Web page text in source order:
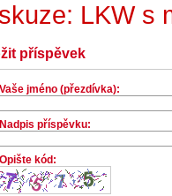
LKW s
příspěvek
jméno (přezdívka):
příspěvku:
kód: